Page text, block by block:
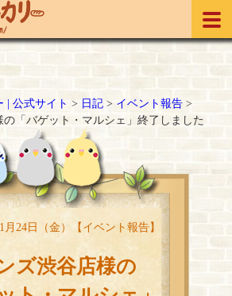
| 公式サイト > 日記 > イベント報告 >
「バゲット・マルシェ」終了しました
月24日（金）【イベント報告】
ズ渋谷店様の